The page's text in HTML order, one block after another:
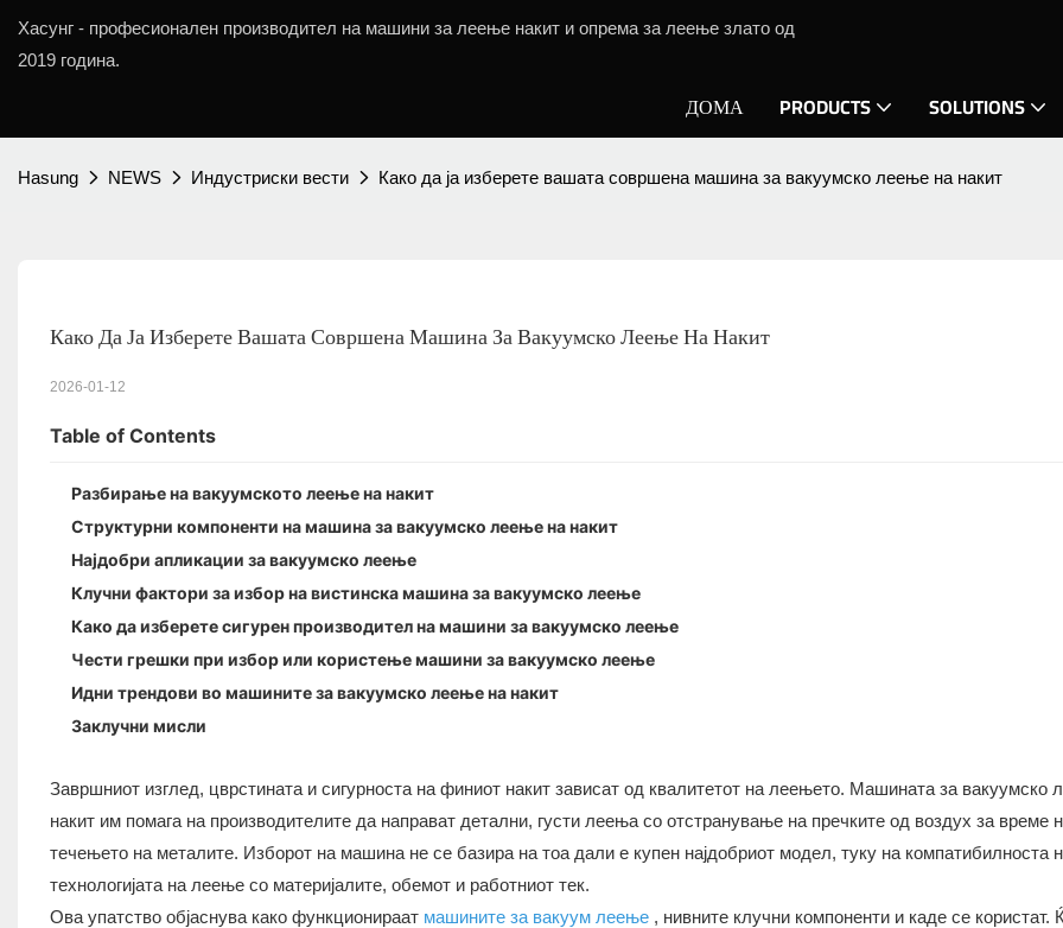
Хасунг - професионален производител на машини за леење накит и опрема за леење злато од
2019 година.
ДОМА PRODUCTS SOLUTIONS
Hasung NEWS Индустриски вести Како да ја изберете вашата совршена машина за вакуумско леење на накит
Како Да Ја Изберете Вашата Совршена Машина За Вакуумско Леење На Накит
2026-01-12
Table of Contents
Разбирање на вакуумското леење на накит
Структурни компоненти на машина за вакуумско леење на накит
Најдобри апликации за вакуумско леење
Клучни фактори за избор на вистинска машина за вакуумско леење
Како да изберете сигурен производител на машини за вакуумско леење
Чести грешки при избор или користење машини за вакуумско леење
Идни трендови во машините за вакуумско леење на накит
Заклучни мисли
Завршниот изглед, цврстината и сигурноста на финиот накит зависат од квалитетот на леењето. Машината за вакуумско
накит им помага на производителите да направат детални, густи леења со отстранување на пречките од воздух за време
течењето на металите. Изборот на машина не се базира на тоа дали е купен најдобриот модел, туку на компатибилноста
технологијата на леење со материјалите, обемот и работниот тек.
Ова упатство објаснува како функционираат машините за вакуум леење, нивните клучни компоненти и каде се користат.